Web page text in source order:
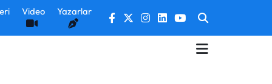
Video Yazarlar